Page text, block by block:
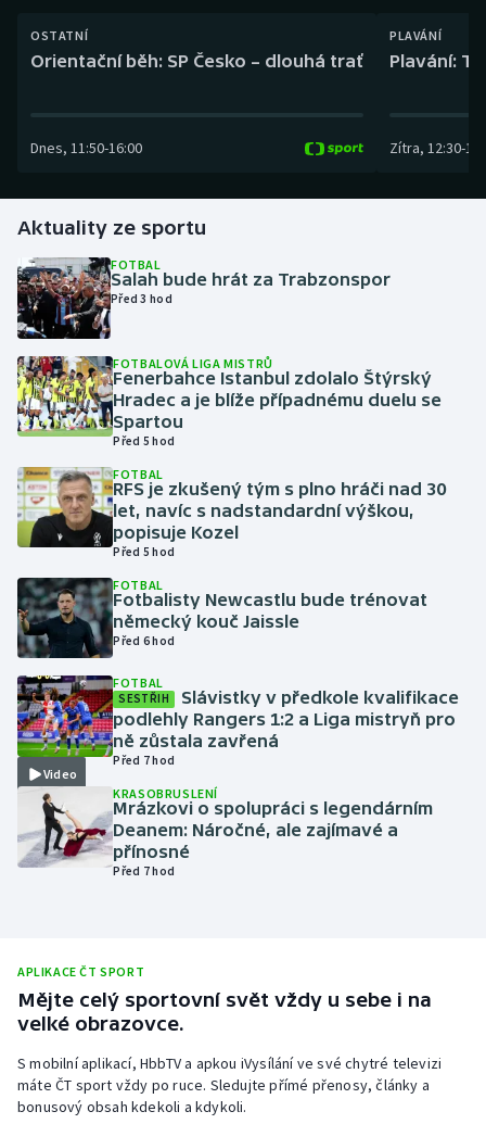
Curling
Golf
Gymnastika
Házená
Jezdectví
Judo
Krasobruslení
Lezení
Lyže a snowboard
Moderní pětiboj
Motorsport
Olympijské hry
Parasport
Plavání
Ragby
Rychlobruslení
Rychlostní kanoistika
Short track
OSTATNÍ
Orientační běh: SP Česko – dlouhá trať
Dnes, 11:50-16:00
PLAVÁNÍ
Plavání:
Zítra, 12:30-
Aktuality ze sportu
FOTBAL
Salah bude hrát za Trabzonspor
Před 3 hod
FOTBALOVÁ LIGA MISTRŮ
Fenerbahce Istanbul zdolalo Štýrský
Hradec a je blíže případnému duelu se
Spartou
Před 5 hod
FOTBAL
RFS je zkušený tým s plno hráči nad 30
let, navíc s nadstandardní výškou,
popisuje Kozel
Před 5 hod
FOTBAL
Fotbalisty Newcastlu bude trénovat
německý kouč Jaissle
Před 6 hod
Video
FOTBAL
SESTŘIH
Slávistky v předkole kvalifikace
podlehly Rangers 1:2 a Liga mistryň pro
ně zůstala zavřená
Před 7 hod
KRASOBRUSLENÍ
Mrázkovi o spolupráci s legendárním
Deanem: Náročné, ale zajímavé a
přínosné
Před 7 hod
APLIKACE ČT SPORT
Mějte celý sportovní svět vždy u sebe i na
velké obrazovce.
S mobilní aplikací, HbbTV a apkou iVysílání ve své chytré televizi
máte ČT sport vždy po ruce. Sledujte přímé přenosy, články a
bonusový obsah kdekoli a kdykoli.